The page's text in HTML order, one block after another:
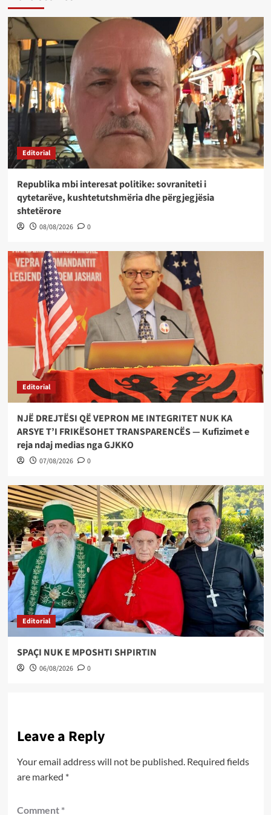
Editorial
Republika mbi interesat politike: sovraniteti i
qytetarëve, kushtetutshmëria dhe përgjegjësia
shtetërore
08/08/2026 0
Editorial
NJË DREJTËSI QË VEPRON ME INTEGRITET NUK KA
ARSYE T’I FRIKËSOHET TRANSPARENCËS — Kufizimet e
reja ndaj medias nga GJKKO
07/08/2026 0
Editorial
SPAÇI NUK E MPOSHTI SHPIRTIN
06/08/2026 0
Leave a Reply
Your email address will not be published. Required fields
are marked *
Comment *